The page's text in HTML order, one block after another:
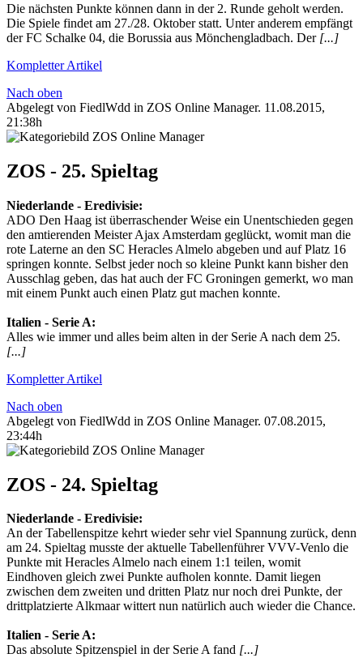
Die nächsten Punkte können dann in der 2. Runde geholt werden.
Die Spiele findet am 27./28. Oktober statt. Unter anderem empfängt
der FC Schalke 04, die Borussia aus Mönchengladbach. Der [...]
Kompletter Artikel
Nach oben
Abgelegt von FiedlWdd in ZOS Online Manager. 11.08.2015,
21:38h
ZOS - 25. Spieltag
Niederlande‬ - ‪Eredivisie‬:
ADO Den Haag ist überraschender Weise ein Unentschieden gegen
den amtierenden Meister Ajax Amsterdam geglückt, womit man die
rote Laterne an den SC Heracles Almelo abgeben und auf Platz 16
springen konnte. Selbst jeder noch so kleine Punkt kann bisher den
Ausschlag geben, das hat auch der FC Groningen gemerkt, wo man
mit einem Punkt auch einen Platz gut machen konnte.
Italien‬ - ‪Serie A‬:
Alles wie immer und alles beim alten in der Serie A nach dem 25.
[...]
Kompletter Artikel
Nach oben
Abgelegt von FiedlWdd in ZOS Online Manager. 07.08.2015,
23:44h
ZOS - 24. Spieltag
Niederlande‬ - ‪Eredivisie‬:
An der Tabellenspitze kehrt wieder sehr viel Spannung zurück, denn
am 24. Spieltag musste der aktuelle Tabellenführer VVV-Venlo die
Punkte mit Heracles Almelo nach einem 1:1 teilen, womit
Eindhoven gleich zwei Punkte aufholen konnte. Damit liegen
zwischen dem zweiten und dritten Platz nur noch drei Punkte, der
drittplatzierte Alkmaar wittert nun natürlich auch wieder die Chance.
‪Italien‬ - ‪Serie A‬:
Das absolute Spitzenspiel in der Serie A fand [...]